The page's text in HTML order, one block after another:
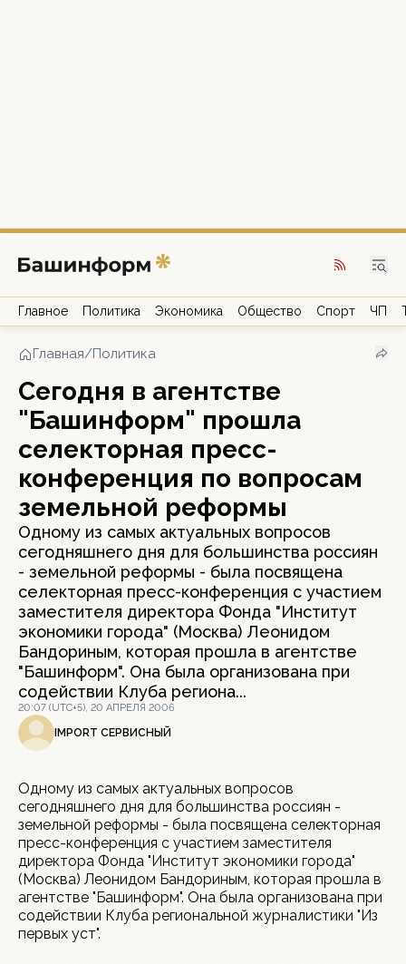
Главное Политика Экономика Общество Спорт ЧП
Главная/Политика
Сегодня в агентстве
"Башинформ" прошла
селекторная пресс-
конференция по вопросам
земельной реформы
Одному из самых актуальных вопросов
сегодняшнего дня для большинства россиян
- земельной реформы - была посвящена
селекторная пресс-конференция с участием
заместителя директора Фонда "Институт
экономики города" (Москва) Леонидом
Бандориным, которая прошла в агентстве
"Башинформ". Она была организована при
содействии Клуба региона...
20:07 (UTC+5), 20 АПРЕЛЯ 2006
IMPORT СЕРВИСНЫЙ
Одному из самых актуальных вопросов
сегодняшнего дня для большинства россиян -
земельной реформы - была посвящена селекторная
пресс-конференция с участием заместителя
директора Фонда "Институт экономики города"
(Москва) Леонидом Бандориным, которая прошла в
агентстве "Башинформ". Она была организована при
содействии Клуба региональной журналистики "Из
первых уст".